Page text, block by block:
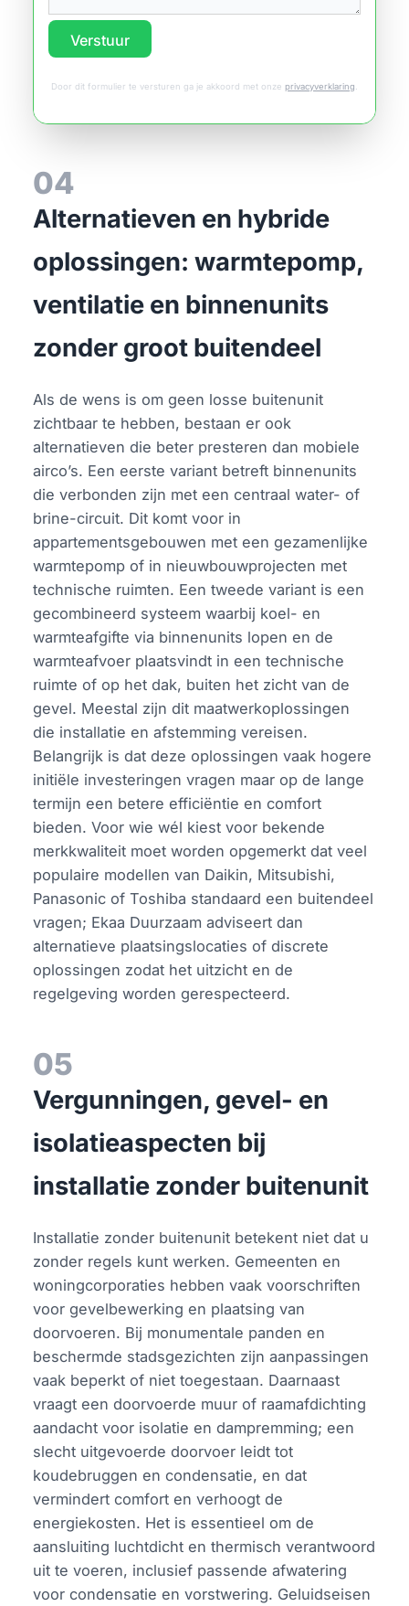
Verstuur
Door dit formulier te versturen ga je akkoord met onze privacyverklaring.
04
Alternatieven en hybride
oplossingen: warmtepomp,
ventilatie en binnenunits
zonder groot buitendeel
Als de wens is om geen losse buitenunit
zichtbaar te hebben, bestaan er ook
alternatieven die beter presteren dan mobiele
airco’s. Een eerste variant betreft binnenunits
die verbonden zijn met een centraal water- of
brine-circuit. Dit komt voor in
appartementsgebouwen met een gezamenlijke
warmtepomp of in nieuwbouwprojecten met
technische ruimten. Een tweede variant is een
gecombineerd systeem waarbij koel- en
warmteafgifte via binnenunits lopen en de
warmteafvoer plaatsvindt in een technische
ruimte of op het dak, buiten het zicht van de
gevel. Meestal zijn dit maatwerkoplossingen
die installatie en afstemming vereisen.
Belangrijk is dat deze oplossingen vaak hogere
initiële investeringen vragen maar op de lange
termijn een betere efficiëntie en comfort
bieden. Voor wie wél kiest voor bekende
merkkwaliteit moet worden opgemerkt dat veel
populaire modellen van Daikin, Mitsubishi,
Panasonic of Toshiba standaard een buitendeel
vragen; Ekaa Duurzaam adviseert dan
alternatieve plaatsingslocaties of discrete
oplossingen zodat het uitzicht en de
regelgeving worden gerespecteerd.
05
Vergunningen, gevel- en
isolatieaspecten bij
installatie zonder buitenunit
Installatie zonder buitenunit betekent niet dat u
zonder regels kunt werken. Gemeenten en
woningcorporaties hebben vaak voorschriften
voor gevelbewerking en plaatsing van
doorvoeren. Bij monumentale panden en
beschermde stadsgezichten zijn aanpassingen
vaak beperkt of niet toegestaan. Daarnaast
vraagt een doorvoerde muur of raamafdichting
aandacht voor isolatie en dampremming; een
slecht uitgevoerde doorvoer leidt tot
koudebruggen en condensatie, en dat
vermindert comfort en verhoogt de
energiekosten. Het is essentieel om de
aansluiting luchtdicht en thermisch verantwoord
uit te voeren, inclusief passende afwatering
voor condensatie en vorstwering. Geluidseisen